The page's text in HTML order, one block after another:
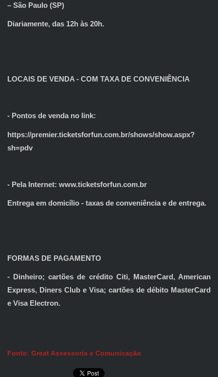
– São Paulo (SP)
Diariamente, das 12h às 20h.
LOCAIS DE VENDA - COM TAXA DE CONVENIÊNCIA
- Pontos de venda no link:
https://premier.ticketsforfun.com.br/shows/show.aspx?
sh=pdv
- Pela Internet: www.ticketsforfun.com.br
Entrega em domicílio - taxas de conveniência e de entrega.
FORMAS DE PAGAMENTO
- Dinheiro; cartões de crédito Citi, MasterCard, American
Express, Diners Club e Visa; cartões de débito MasterCard
e Visa Electron.
Fonte: Great Assessoria e Comunicação